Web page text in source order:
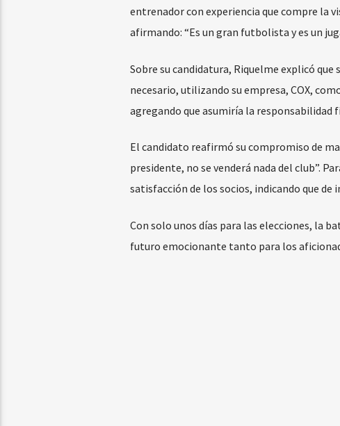
entrenador con experiencia que compre la
afirmando: “Es un gran futbolista y es un
Sobre su candidatura, Riquelme explicó
necesario, utilizando su empresa, COX,
agregando que asumiría la responsabilidad
El candidato reafirmó su compromiso de
presidente, no se venderá nada del club”.
satisfacción de los socios, indicando que
Con solo unos días para las elecciones, la
futuro emocionante tanto para los